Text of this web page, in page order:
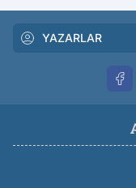
YAZARLAR